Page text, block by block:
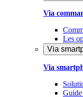
Via
Les
Via
Via